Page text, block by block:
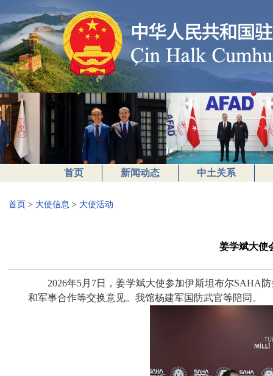
首页 新闻动态 中土关系
首页 > 大使信息 > 大使活动
姜学斌大使
2026年5月7日，姜学斌大使参加伊斯坦布尔SAHA
和军事合作等交换意见。我馆杨建军国防武官等陪同。